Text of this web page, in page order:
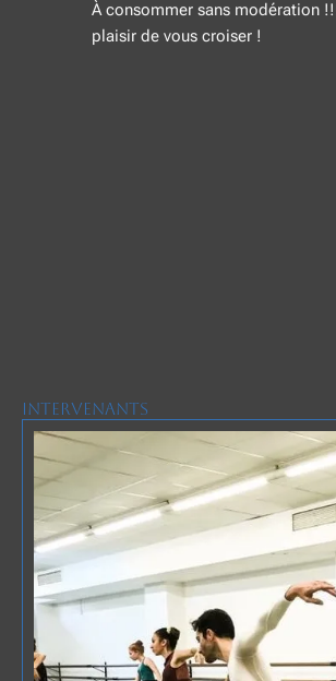
À consommer sans modération
plaisir de vous croiser !
Intervenants